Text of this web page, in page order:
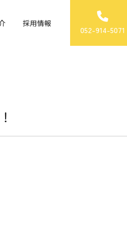
採用情報
052-914-5071